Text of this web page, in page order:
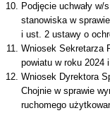
Podjęcie uchwały
stanowiska w
i ust. 2 ustawy o
Wniosek Sekretarza
powiatu w roku 2024
Wniosek Dyrektora
Chojnie w sprawie
ruchomego